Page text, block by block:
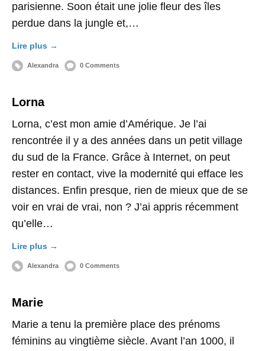
parisienne. Soon était une jolie fleur des îles
perdue dans la jungle et,…
Lire plus →
Alexandra 0 Comments
Lorna
Lorna, c’est mon amie d’Amérique. Je l’ai
rencontrée il y a des années dans un petit village
du sud de la France. Grâce à Internet, on peut
rester en contact, vive la modernité qui efface les
distances. Enfin presque, rien de mieux que de se
voir en vrai de vrai, non ? J’ai appris récemment
qu’elle…
Lire plus →
Alexandra 0 Comments
Marie
Marie a tenu la première place des prénoms
féminins au vingtième siècle. Avant l’an 1000, il